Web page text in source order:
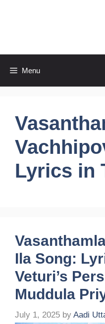
Menu
Lyrics in
Ila Song:
Veturi’s
Muddula
July 1, 2025 by Aadi